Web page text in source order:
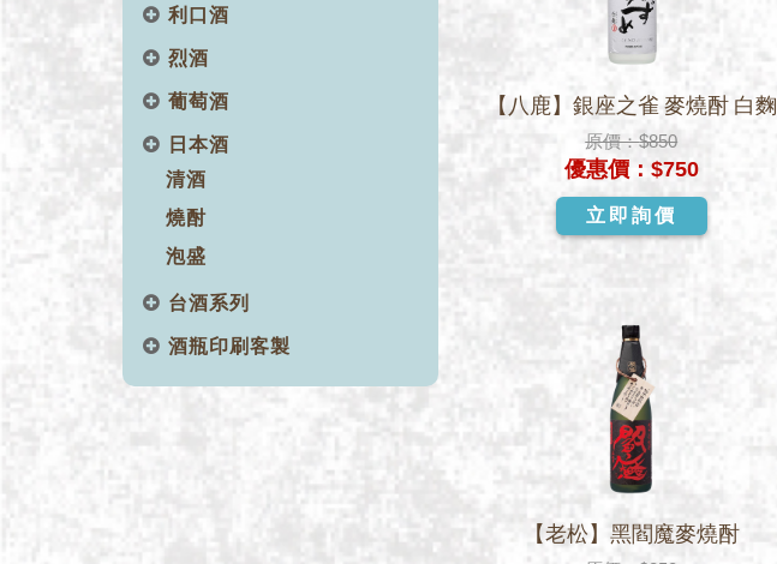
利口酒
烈酒
葡萄酒
日本酒
清酒
燒酎
泡盛
台酒系列
酒瓶印刷客製
【八鹿】銀座之雀 麥燒酎 白麴
原價：$850
優惠價： $750
立即詢價
【老松】黑閻魔麥燒酎